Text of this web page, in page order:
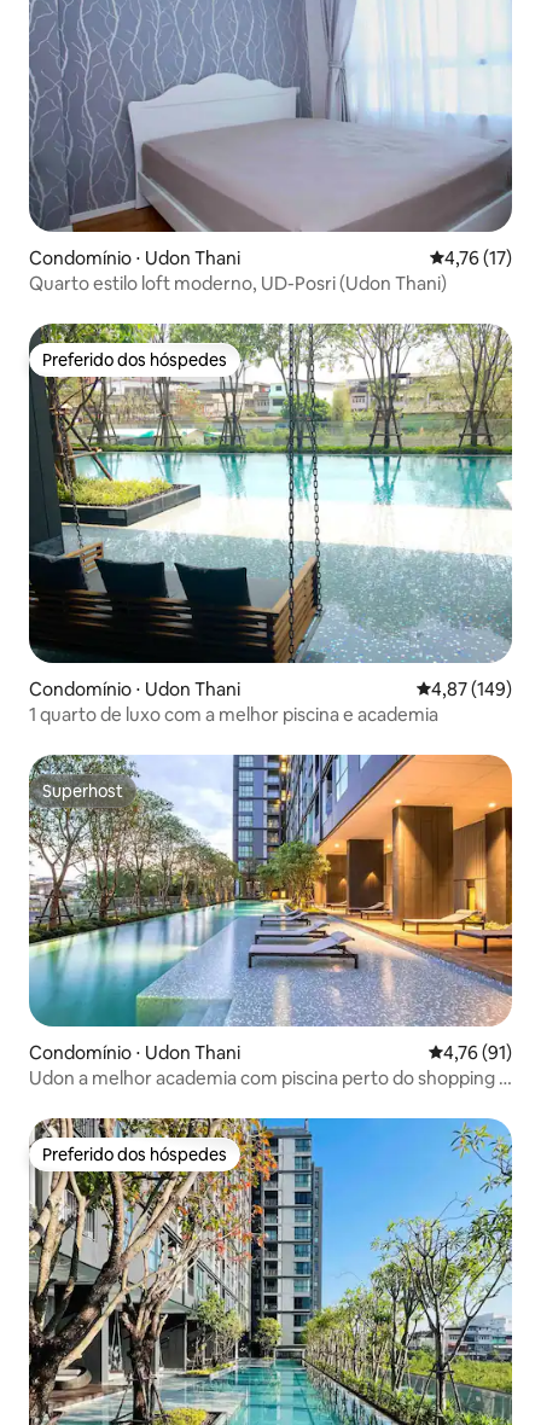
Condomínio ⋅ Udon Thani 4,76 de uma
4,76 (17)
Quarto estilo loft moderno, UD-Posri (Udon Thani)
Preferido dos hóspedes
Preferido dos hóspedes
Condomínio ⋅ Udon Thani 4,87 de uma
4,87 (149)
1 quarto de luxo com a melhor piscina e academia
Superhost
Superhost
Condomínio ⋅ Udon Thani 4,76 de uma
4,76 (91)
Udon a melhor academia com piscina perto do shopping 1
Preferido dos hóspedes
Preferido dos hóspedes